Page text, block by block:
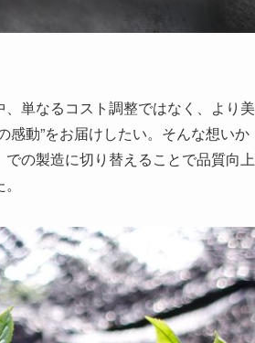
単なるコスト調整ではなく、より美
感動”をお届けしたい。そんな想いか
の製造に切り替えることで品質向上